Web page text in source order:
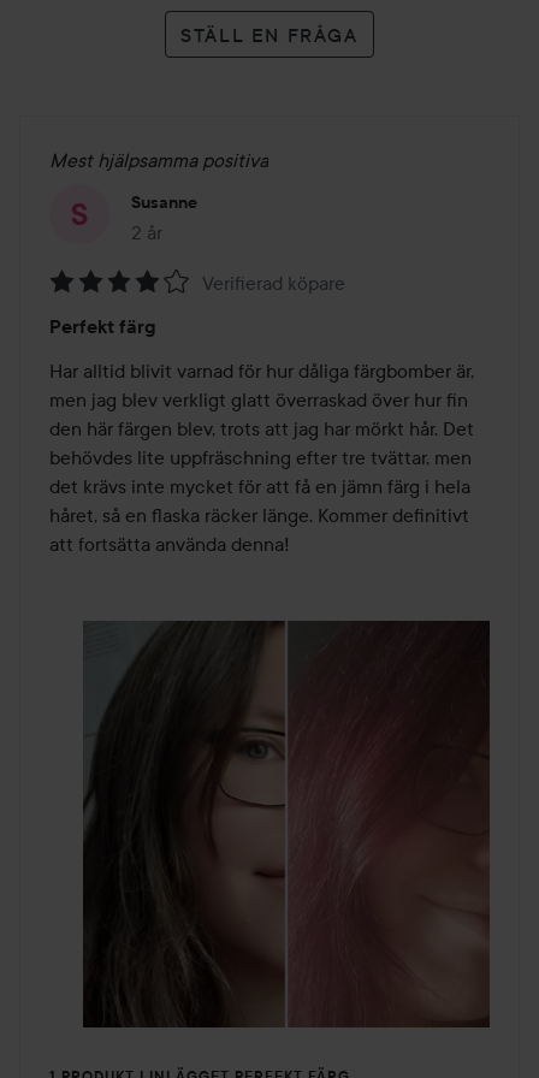
STÄLL EN FRÅGA
Mest hjälpsamma positiva
Susanne
2 år
Inlägget skapades 2 år
4
av
5
Verifierad köpare
Perfekt färg
Har alltid blivit varnad för hur dåliga färgbomber är,
men jag blev verkligt glatt överraskad över hur fin
den här färgen blev, trots att jag har mörkt hår. Det
behövdes lite uppfräschning efter tre tvättar, men
det krävs inte mycket för att få en jämn färg i hela
håret, så en flaska räcker länge. Kommer definitivt
att fortsätta använda denna!